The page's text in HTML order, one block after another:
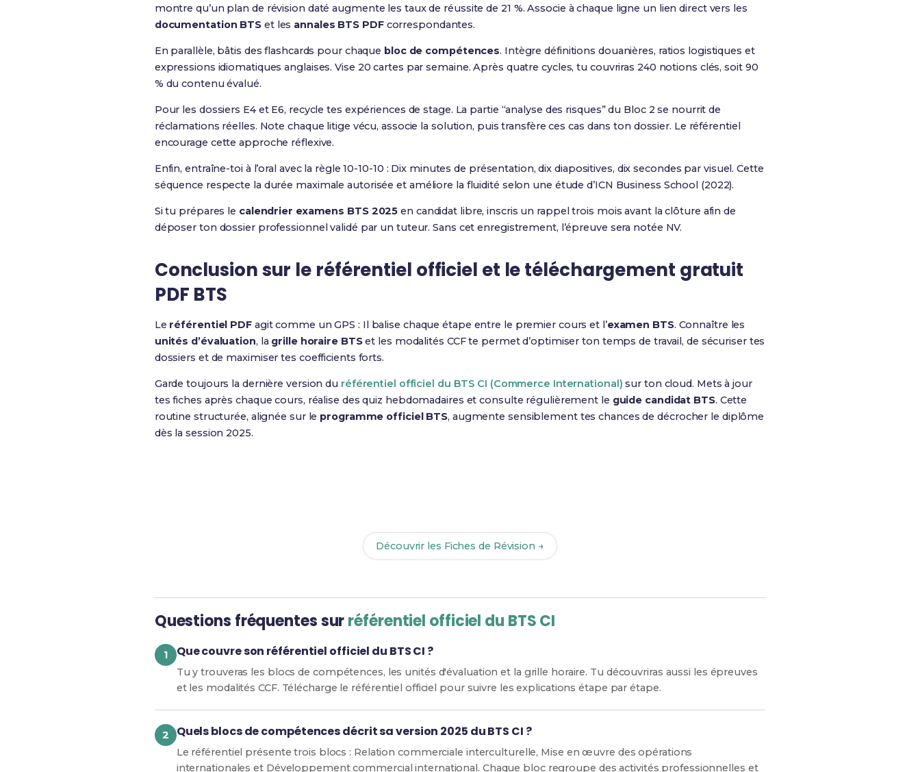
montre qu’un plan de révision daté augmente les taux de réussite de 21 %. Associe à chaque ligne un lien direct vers les
documentation BTS et les annales BTS PDFcorrespondantes.
En parallèle, bâtis des flashcards pour chaque bloc de compétences. Intègre définitions douanières, ratios logistiques et
expressions idiomatiques anglaises. Vise 20 cartes par semaine. Après quatre cycles, tu couvriras 240 notions clés, soit 90
% du contenu évalué.
Pour les dossiers E4 et E6, recycle tes expériences de stage. La partie “analyse des risques” du Bloc 2 se nourrit de
réclamations réelles. Note chaque litige vécu, associe la solution, puis transfère ces cas dans ton dossier. Le référentiel
encourage cette approche réflexive.
Enfin, entraîne-toi à l’oral avec la règle 10-10-10 : Dix minutes de présentation, dix diapositives, dix secondes par visuel. Cette
séquence respecte la durée maximale autorisée et améliore la fluidité selon une étude d’ICN Business School (2022).
Si tu prépares le calendrier examens BTS 2025 en candidat libre, inscris un rappel trois mois avant la clôture afin de
déposer ton dossier professionnel validé par un tuteur. Sans cet enregistrement, l’épreuve sera notée NV.
Conclusion sur le référentiel officiel et le téléchargement gratuit
PDF BTS
Le référentiel PDFagit comme un GPS : Il balise chaque étape entre le premier cours et l’examen BTS. Connaître les
unités d’évaluation, la grille horaire BTSet les modalités CCF te permet d’optimiser ton temps de travail, de sécuriser tes
dossiers et de maximiser tes coefficients forts.
Garde toujours la dernière version du référentiel officiel du BTS CI (Commerce International) sur ton cloud. Mets à jour
tes fiches après chaque cours, réalise des quiz hebdomadaires et consulte régulièrement le guide candidat BTS. Cette
routine structurée, alignée sur le programme officiel BTS, augmente sensiblement tes chances de décrocher le diplôme
dès la session 2025.
Découvrir les Fiches de Révision →
Questions fréquentes surréférentiel officiel du BTS CI
Que couvre son référentiel officiel du BTS CI ?
Tu y trouveras les blocs de compétences, les unités d'évaluation et la grille horaire. Tu découvriras aussi les épreuves
et les modalités CCF. Télécharge le référentiel officiel pour suivre les explications étape par étape.
Quels blocs de compétences décrit sa version 2025 du BTS CI ?
Le référentiel présente trois blocs : Relation commerciale interculturelle, Mise en œuvre des opérations
internationales et Développement commercial international. Chaque bloc regroupe des activités professionnelles et